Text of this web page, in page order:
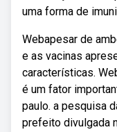
uma forma de
Webapesar de
e as vacinas
características.
é um fator
paulo. a pesquisa
prefeito divulgada